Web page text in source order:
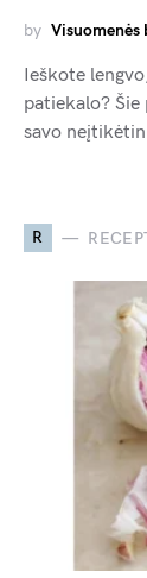
by Visuomenės
Ieškote
patiekalo?
savo
R